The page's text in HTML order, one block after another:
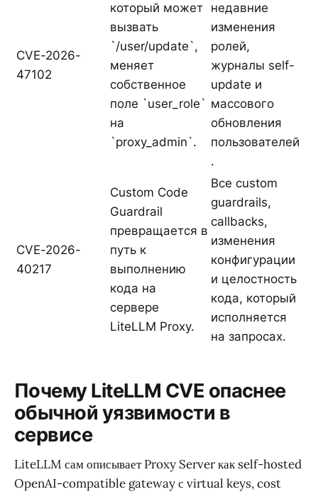
CVE-2026-
47102
который может
вызвать
`/user/update`,
меняет
собственное
поле `user_role`
на
`proxy_admin`.
недавние
изменения
ролей,
журналы self-
update и
массового
обновления
пользователей
.
CVE-2026-
40217
Custom Code
Guardrail
превращается в
путь к
выполнению
кода на
сервере
LiteLLM Proxy.
Все custom
guardrails,
callbacks,
изменения
конфигурации
и целостность
кода, который
исполняется
на запросах.
Почему LiteLLM CVE опаснее
обычной уязвимости в
сервисе
LiteLLM сам описывает Proxy Server как self-hosted
OpenAI-compatible gateway с virtual keys, cost